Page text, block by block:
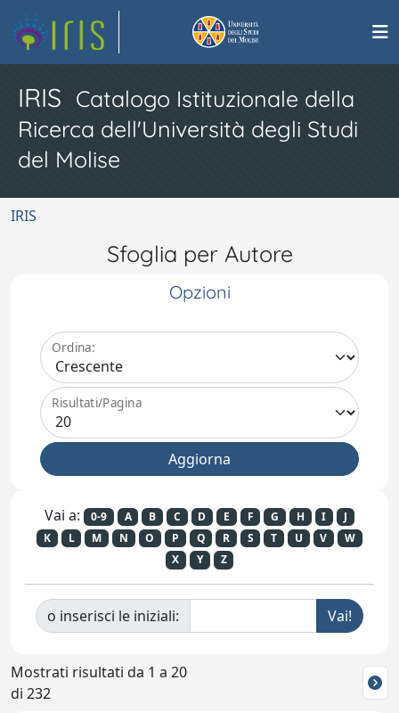
IRIS Catalogo Istituzionale della
Ricerca dell'Università degli Studi
del Molise
IRIS
Sfoglia per Autore
Opzioni
Ordina:
Risultati/Pagina
Vai a: 0-9 A B C D E F G H I
J
K
L M N O P Q R S T U V
W
X
Y Z
o inserisci le iniziali:
Mostrati risultati da 1 a 20
di 232